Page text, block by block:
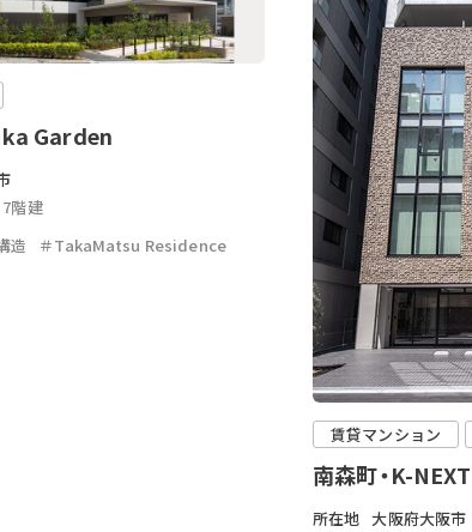
Garden
階建
造 ＃TakaMatsu Residence
賃貸マンション
南森町・K-NEXT
所在地 大阪府大阪市